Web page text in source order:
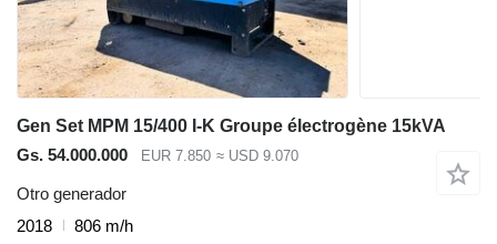
Gen Set MPM 15/400 I-K Groupe électrogène 15kVA
Gs. 54.000.000
EUR 7.850 ≈ USD 9.070
Otro generador
2018
806 m/h